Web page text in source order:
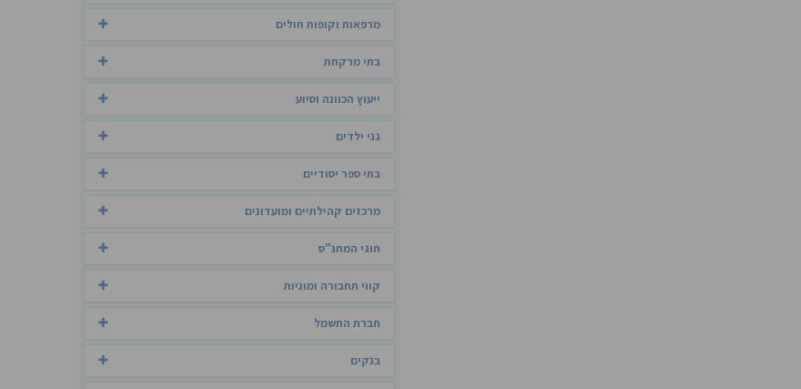
מרפאות וקופות חולים
בתי מרקחת
ייעוץ הכוונה וסיוע
גני ילדים
בתי ספר יסודיים
מרכזים קהילתיים ומועדונים
חוגי המתנ"ס
קווי תחבורה ומוניות
חברת החשמל
בנקים